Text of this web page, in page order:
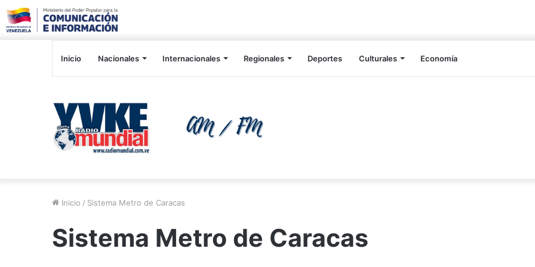
Inicio Nacionales Internacionales Regionales Deportes Culturales Economía
Inicio / Sistema Metro de Caracas
Sistema Metro de Caracas